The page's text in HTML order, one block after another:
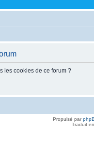
les cookies de ce forum ?
Propulsé par
Traduit